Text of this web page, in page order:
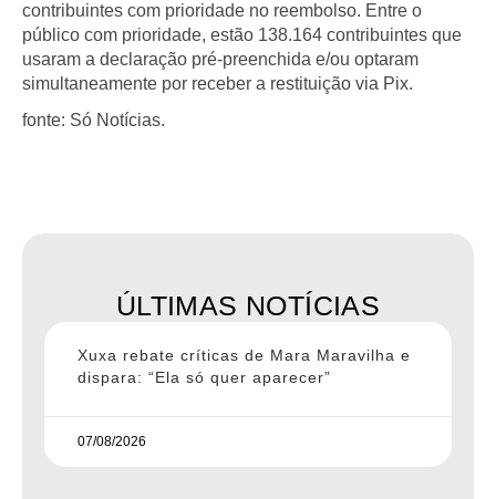
contribuintes com prioridade no reembolso. Entre o
público com prioridade, estão 138.164 contribuintes que
usaram a declaração pré-preenchida e/ou optaram
simultaneamente por receber a restituição via Pix.
fonte: Só Notícias.
ÚLTIMAS NOTÍCIAS
Xuxa rebate críticas de Mara Maravilha e
dispara: “Ela só quer aparecer”
07/08/2026